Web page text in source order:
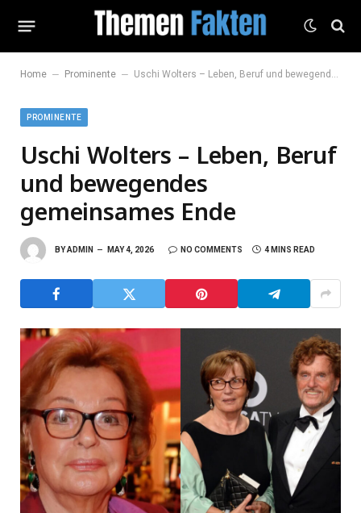
Home – Prominente – Uschi Wolters – Leben, Beruf und bewegendes gemeinsames Ende
PROMINENTE
Uschi Wolters – Leben, Beruf
und bewegendes
gemeinsames Ende
BYADMIN MAY 4, 2026 NO COMMENTS 4 MINS READ